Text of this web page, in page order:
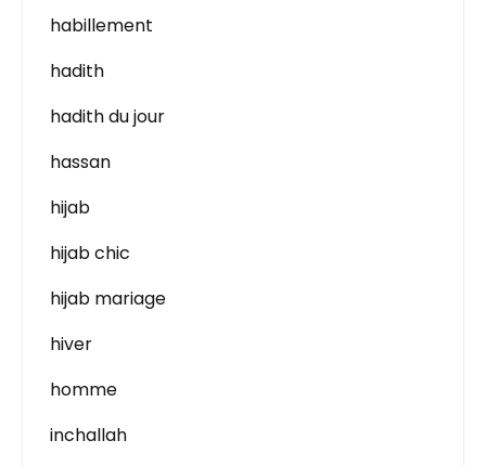
habillement
hadith
hadith du jour
hassan
hijab
hijab chic
hijab mariage
hiver
homme
inchallah